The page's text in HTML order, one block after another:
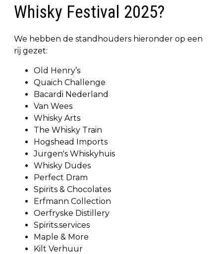
Whisky Festival 2025?
We hebben de standhouders hieronder op een
rij gezet:
Old Henry’s
Quaich Challenge
Bacardi Nederland
Van Wees
Whisky Arts
The Whisky Train
Hogshead Imports
Jurgen's Whiskyhuis
Whisky Dudes
Perfect Dram
Spirits & Chocolates
Erfmann Collection
Oerfryske Distillery
Spirits.services
Maple & More
Kilt Verhuur